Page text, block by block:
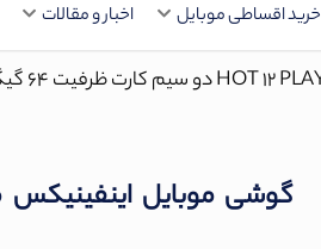
خرید اقساطی موبایل اخبار و مقالات